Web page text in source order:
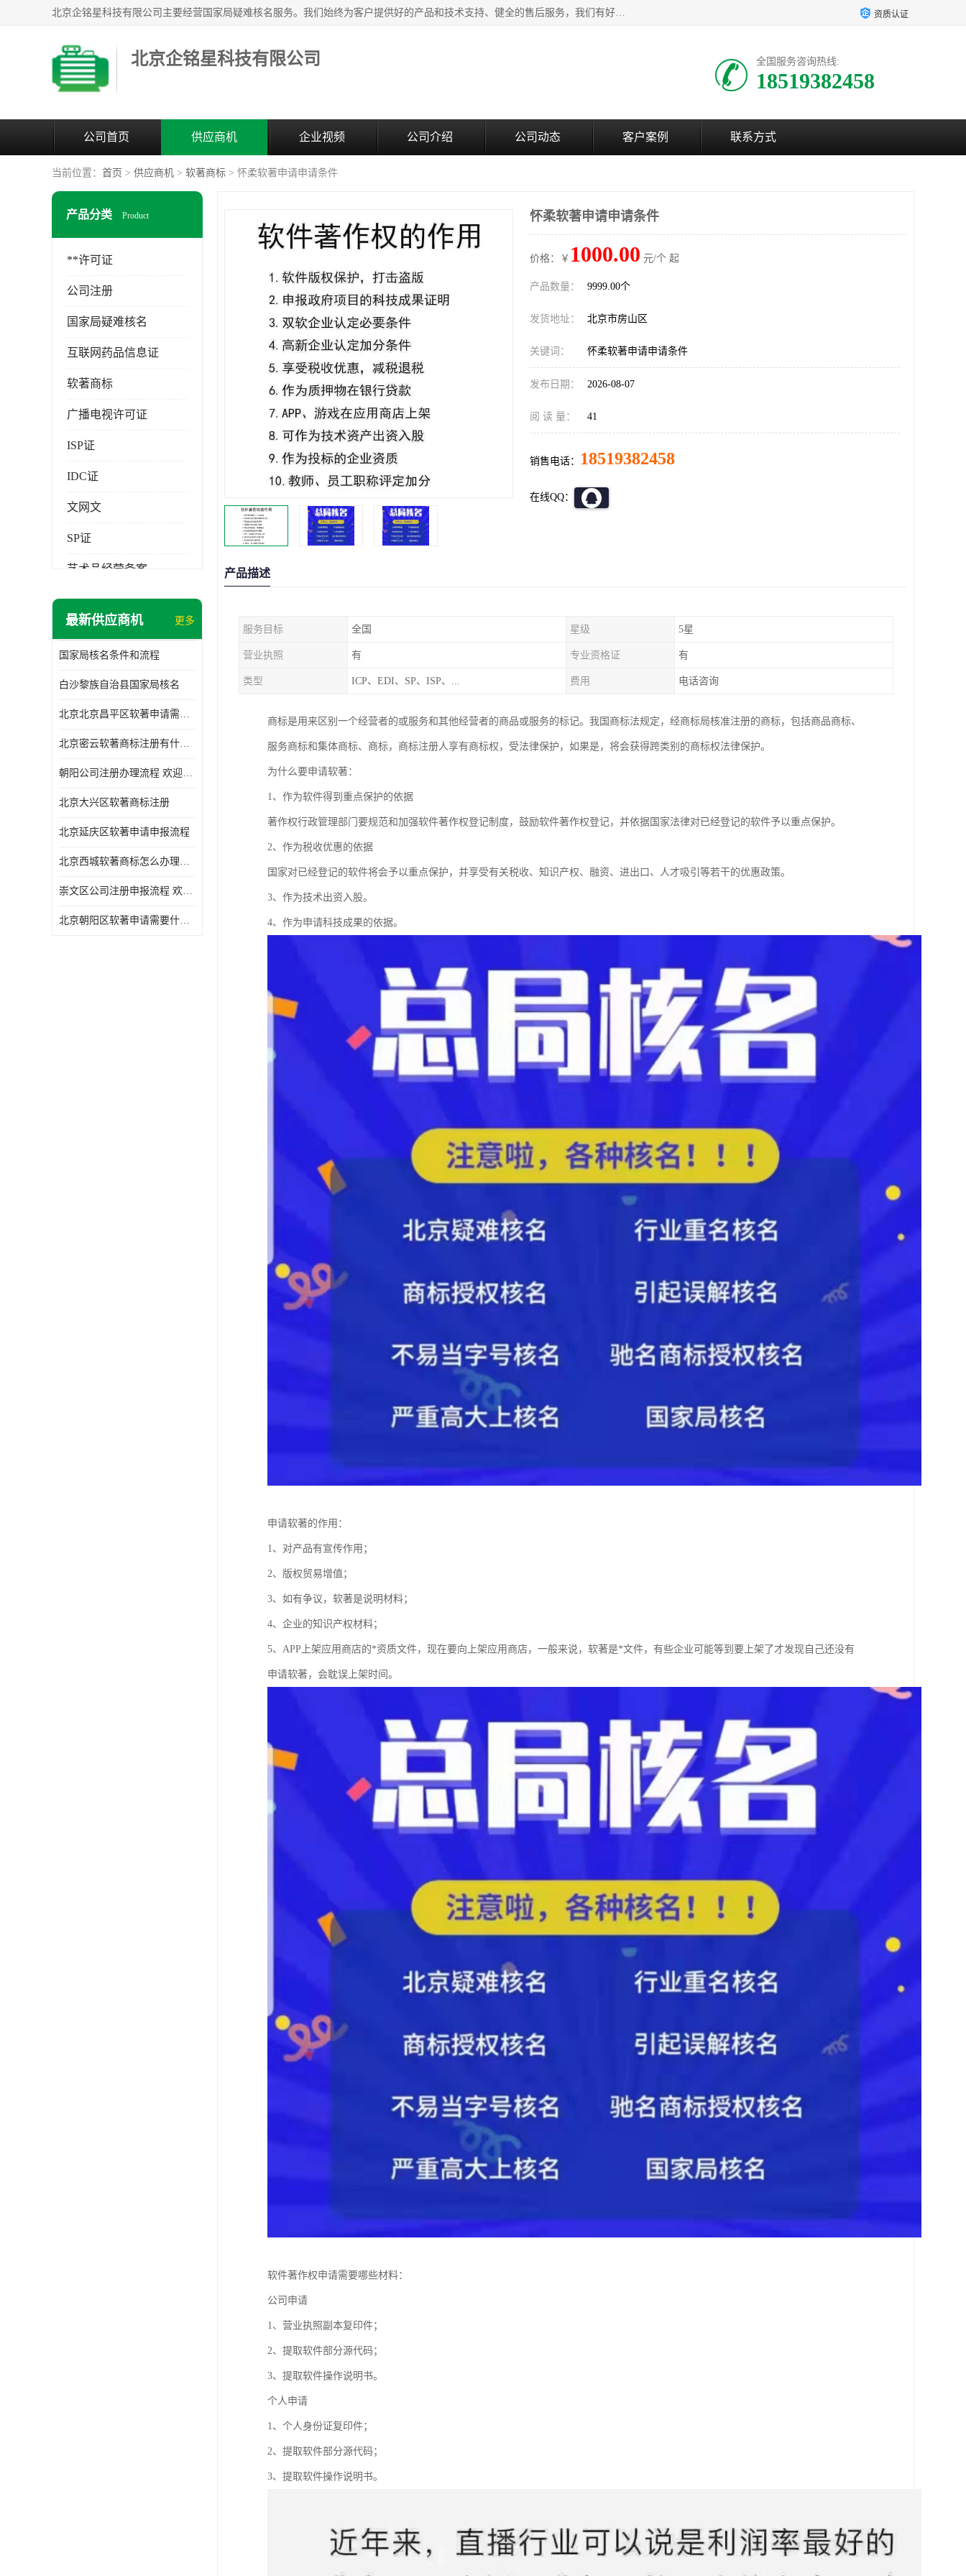
北京企铭星科技有限公司主要经营国家局疑难核名服务。我们始终为客户提供好的产品和技术支持、健全的售后服务，我们有好的产品和专业的销售和技术团队，我公司属于北京企业管理及投资咨询黄页行业，如果您对我公司的产品服务有兴趣，期待您在线留言或者来电咨询。 资质认证
北京企铭星科技有限公司 全国服务咨询热线:
18519382458
公司首页 供应商机 企业视频 公司介绍 公司动态 客户案例 联系方式
当前位置： 首页 > 供应商机 > 软著商标 > 怀柔软著申请申请条件
产品分类 Product
**许可证
公司注册
国家局疑难核名
互联网药品信息证
软著商标
广播电视许可证
ISP证
IDC证
文网文
SP证
艺术品经营备案
最新供应商机 更多
国家局核名条件和流程
白沙黎族自治县国家局核名
北京北京昌平区软著申请需要什么条件 软件著作权 欢迎电话咨询
北京密云软著商标注册有什么要求 软件著作权 欢迎电话咨询
朝阳公司注册办理流程 欢迎电话咨询
北京大兴区软著商标注册
北京延庆区软著申请申报流程
北京西城软著商标怎么办理流程 欢迎电话咨询
崇文区公司注册申报流程 欢迎电话咨询
北京朝阳区软著申请需要什么条件 欢迎电话咨询
怀柔软著申请申请条件
价格：￥ 1000.00 元/个 起
产品数量： 9999.00个
发货地址： 北京市房山区
关键词： 怀柔软著申请申请条件
发布日期： 2026-08-07
阅 读 量： 41
销售电话： 18519382458
在线QQ：
产品描述
服务目标 全国 星级 5星
营业执照 有 专业资格证 有
类型 ICP、EDI、SP、ISP、... 费用 电话咨询
商标是用来区别一个经营者的或服务和其他经营者的商品或服务的标记。我国商标法规定，经商标局核准注册的商标，包括商品商标、
服务商标和集体商标、商标，商标注册人享有商标权，受法律保护，如果是，将会获得跨类别的商标权法律保护。
为什么要申请软著：
1、作为软件得到重点保护的依据
著作权行政管理部门要规范和加强软件著作权登记制度，鼓励软件著作权登记，并依据国家法律对已经登记的软件予以重点保护。
2、作为税收优惠的依据
国家对已经登记的软件将会予以重点保护，并享受有关税收、知识产权、融资、进出口、人才吸引等若干的优惠政策。
3、作为技术出资入股。
4、作为申请科技成果的依据。
申请软著的作用：
1、对产品有宣传作用；
2、版权贸易增值；
3、如有争议，软著是说明材料；
4、企业的知识产权材料；
5、APP上架应用商店的*资质文件，现在要向上架应用商店，一般来说，软著是*文件，有些企业可能等到要上架了才发现自己还没有
申请软著，会耽误上架时间。
软件著作权申请需要哪些材料：
公司申请
1、营业执照副本复印件；
2、提取软件部分源代码；
3、提取软件操作说明书。
个人申请
1、个人身份证复印件；
2、提取软件部分源代码；
3、提取软件操作说明书。